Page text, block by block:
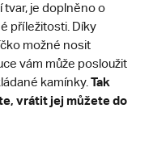
tvar, je doplněno o
příležitosti. Díky
možné nosit
vám může posloužit
kamínky. Tak
vrátit jej můžete do